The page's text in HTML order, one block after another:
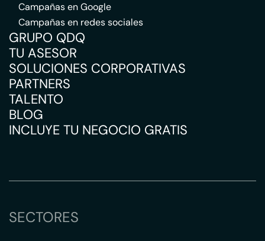
Campañas en Google
Campañas en redes sociales
GRUPO QDQ
TU ASESOR
SOLUCIONES CORPORATIVAS
PARTNERS
TALENTO
BLOG
INCLUYE TU NEGOCIO GRATIS
SECTORES